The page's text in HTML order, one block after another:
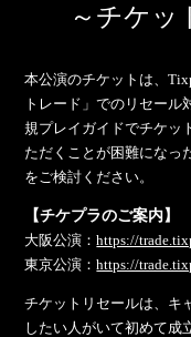
～チケッ
本公演のチケットは、
トレード」でのリセール
規プレイガイドでチケッ
ただくことが困難になっ
をご検討ください。
【チケプラのご案内】
大阪公演：https://
東京公演：https://
チケットリセールは、キ
したい人がいて初めて成